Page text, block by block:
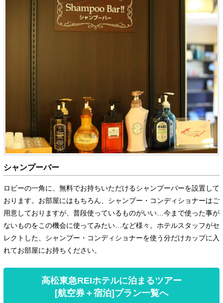
シャンプーバー
ロビーの一角に、無料でお持ちいただけるシャンプーバーを設置して
おります。お部屋にはもちろん、シャンプー・コンディショナーはご
用意しておりますが、普段使っているものがいい…今まで使った事が
ないものをこの機会に使ってみたい…など様々。ホテルスタッフがセ
レクトした、シャンプー・コンディショナーを使う分だけカップに入
れてお部屋にお持ちください。
高松東急REIホテルに泊まるツアー
[航空券＋宿泊]プラン一覧へ